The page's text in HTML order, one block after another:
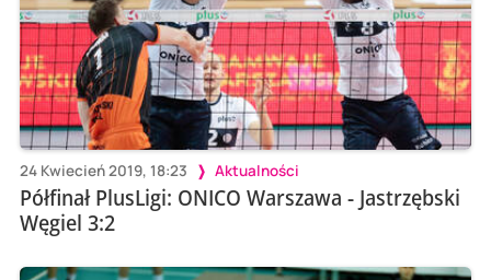
24 Kwiecień 2019, 18:23 Aktualności
Półfinał PlusLigi: ONICO Warszawa - Jastrzębski
Węgiel 3:2